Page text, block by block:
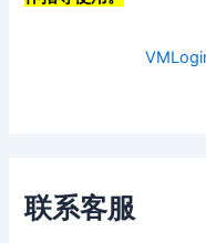
联系客服